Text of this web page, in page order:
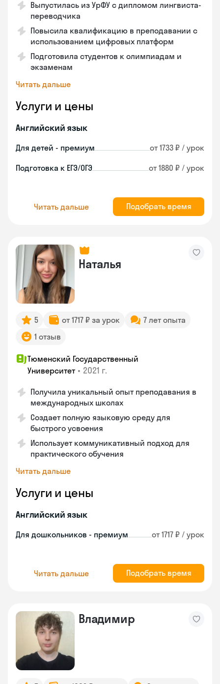
Выпустилась из УрФУ с дипломом лингвиста-
переводчика
Повысила квалификацию в преподавании с
использованием цифровых платформ
Подготовила студентов к олимпиадам и
экзаменам
Читать дальше
Услуги и цены
Английский язык
Для детей - премиум от 1733 ₽ / урок
Подготовка к ЕГЭ/ОГЭ от 1880 ₽ / урок
Читать дальше Подобрать время
Наталья
5 от 1717 ₽ за урок
7 лет опыта
1 отзыв
Тюменский Государственный
Университет • 2021 г.
Получила уникальный опыт преподавания в
международных школах
Создает полную языковую среду для
быстрого усвоения
Использует коммуникативный подход для
практического обучения
Читать дальше
Услуги и цены
Английский язык
Для дошкольников - премиум от 1717 ₽ / урок
Читать дальше Подобрать время
Владимир